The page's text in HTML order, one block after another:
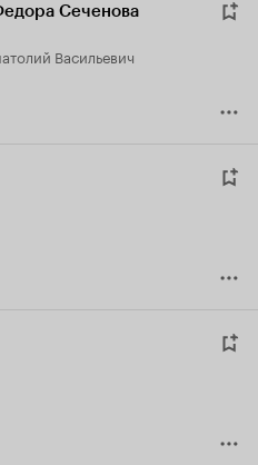
Сеченова
Васильевич